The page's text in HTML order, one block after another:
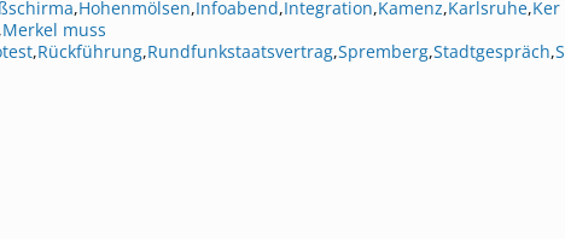
,Hohenmölsen,Infoabend,Integration,Kamenz,Karlsruhe,Ker
,Merkel muss
,Rückführung,Rundfunkstaatsvertrag,Spremberg,Stadtgespräch,S